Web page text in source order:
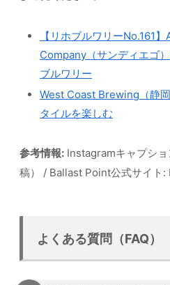
【リホブルワリーNo.161
Company（サンディエゴ
ブルワリー
West Coast Brewing（静
タイルを楽しむ
参考情報: Instagramキャプシ
稿） / Ballast Point公式サイト
よくある質問（FAQ）